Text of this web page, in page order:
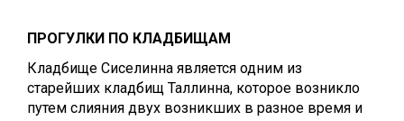
ПРОГУЛКИ ПО КЛАДБИЩАМ
Кладбище Сиселинна является одним из
старейших кладбищ Таллинна, которое возникло
путем слияния двух возникших в разное время и